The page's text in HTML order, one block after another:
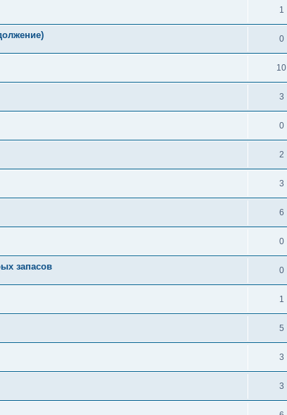
1
0
10
3
0
2
3
6
0
запасов 0
1
5
3
3